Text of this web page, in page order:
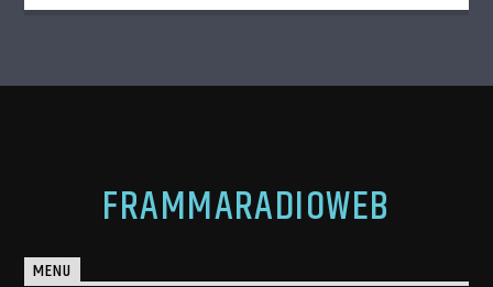
diplomato in metalmeccanica, elettronica, moda e
Figaro per il suo essere un tuttofare […]
FRAMMARADIOWEB
MENU